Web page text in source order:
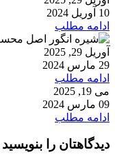
10 آوریل 2024
ادامه مطلب
آوریل 29, 2025
29 مارس 2024
ادامه مطلب
می 19, 2025
09 مارس 2024
ادامه مطلب
دیدگاهتان را بنویسید